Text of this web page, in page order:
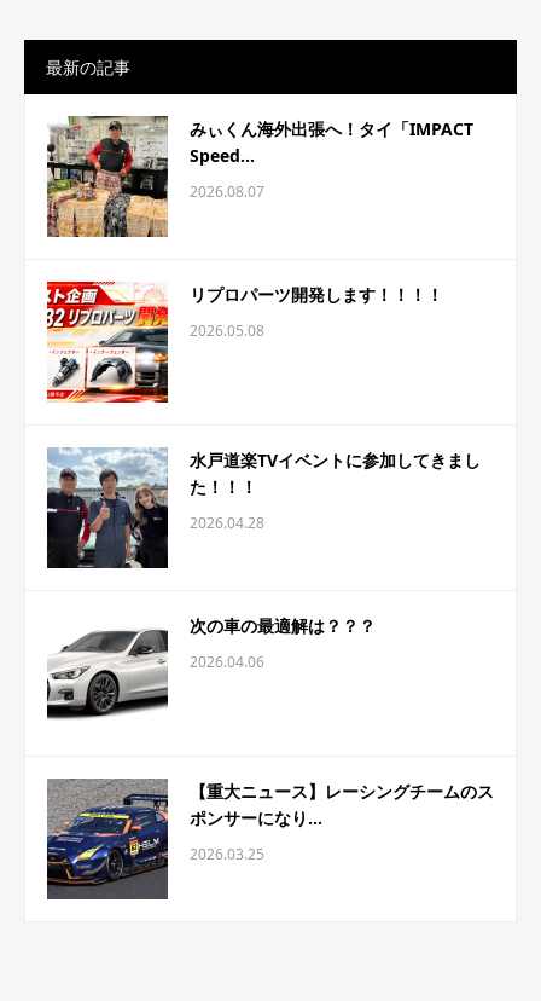
最新の記事
みぃくん海外出張へ！タイ「IMPACT
Speed...
2026.08.07
リプロパーツ開発します！！！！
2026.05.08
水戸道楽TVイベントに参加してきまし
た！！！
2026.04.28
次の車の最適解は？？？
2026.04.06
【重大ニュース】レーシングチームのス
ポンサーになり...
2026.03.25